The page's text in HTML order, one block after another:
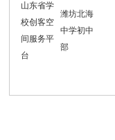
山东省学
校创客空
间服务平
台
潍坊北海
中学初中
部